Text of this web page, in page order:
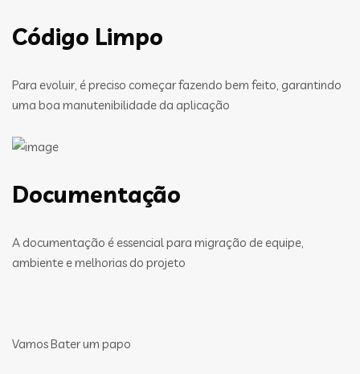
Código Limpo
Para evoluir, é preciso começar fazendo bem feito, garantindo
uma boa manutenibilidade da aplicação
Documentação
A documentação é essencial para migração de equipe,
ambiente e melhorias do projeto
Vamos Bater um papo